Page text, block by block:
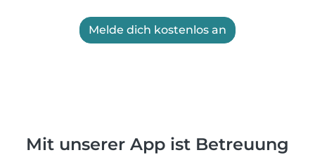
Melde dich kostenlos an
Mit unserer App ist Betreuung